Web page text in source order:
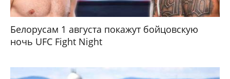
Белорусам 1 августа покажут бойцовскую
ночь UFC Fight Night